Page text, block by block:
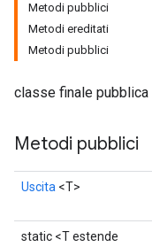
Metodi pubblici
Metodi ereditati
Metodi pubblici
classe finale pubblica
Metodi pubblici
Uscita <T>
static <T estende